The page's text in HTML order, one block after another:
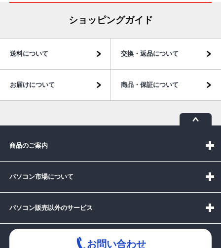
ショッピングガイド
送料について 交換・返品について
お届けについて 商品・保証について
商品のご案内
パソコン市場について
パソコン販売以外のサービス
お問い合わせ